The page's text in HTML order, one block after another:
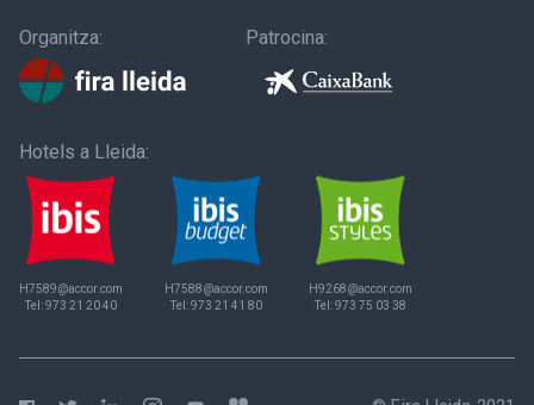
Organitza: Patrocina:
Hotels a Lleida:
H7589@accor.com
Tel:973 21 20 40
H7588@accor.com
Tel:973 21 41 80
H9268@accor.com
Tel:973 75 03 38